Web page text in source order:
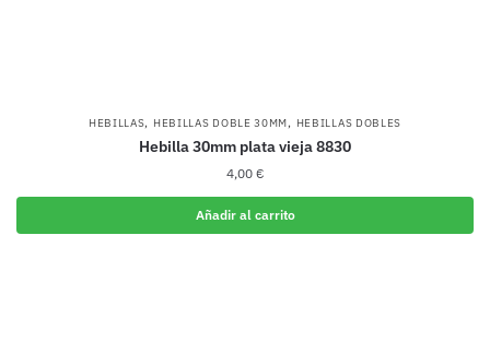
HEBILLAS, HEBILLAS DOBLE 30MM, HEBILLAS DOBLES
Hebilla 30mm plata vieja 8830
4,00 €
Añadir al carrito